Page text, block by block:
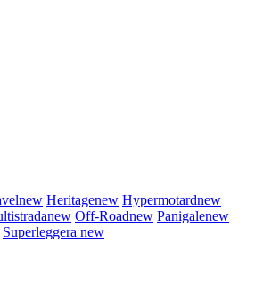
new Heritagenew Hypermotardnew
new Off-Roadnew Panigalenew
Superleggera new